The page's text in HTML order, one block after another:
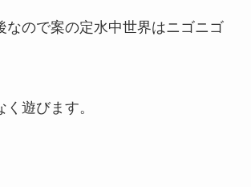
なので案の定水中世界はニゴニゴ
遊びます。